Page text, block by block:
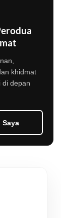
khidmat
di depan
Saya